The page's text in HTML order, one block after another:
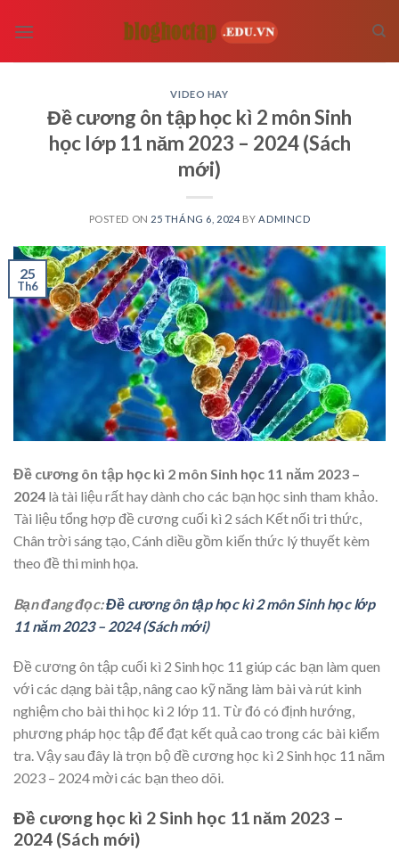
VIDEO HAY
Đề cương ôn tập học kì 2 môn Sinh
học lớp 11 năm 2023 – 2024 (Sách
mới)
POSTED ON 25 THÁNG 6, 2024 BY ADMINCD
25
Th6
Đề cương ôn tập học kì 2 môn Sinh học 11 năm 2023 –
2024 là tài liệu rất hay dành cho các bạn học sinh tham khảo.
Tài liệu tổng hợp đề cương cuối kì 2 sách Kết nối tri thức,
Chân trời sáng tạo, Cánh diều gồm kiến thức lý thuyết kèm
theo đề thi minh họa.
Bạn đang đọc:Đề cương ôn tập học kì 2 môn Sinh học lớp
11 năm 2023 – 2024 (Sách mới)
Đề cương ôn tập cuối kì 2 Sinh học 11 giúp các bạn làm quen
với các dạng bài tập, nâng cao kỹ năng làm bài và rút kinh
nghiệm cho bài thi học kì 2 lớp 11. Từ đó có định hướng,
phương pháp học tập để đạt kết quả cao trong các bài kiểm
tra. Vậy sau đây là trọn bộ đề cương học kì 2 Sinh học 11 năm
2023 – 2024 mời các bạn theo dõi.
Đề cương học kì 2 Sinh học 11 năm 2023 –
2024 (Sách mới)